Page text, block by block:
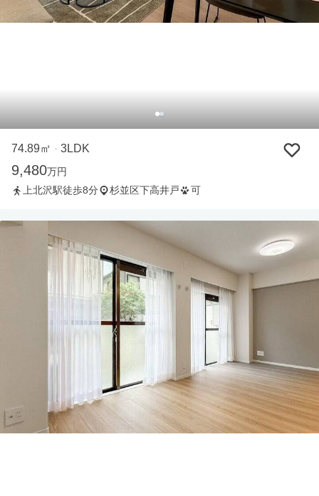
74.89㎡ ・ 3LDK
9,480万円
上北沢駅徒歩8分
杉並区下高井戸 可